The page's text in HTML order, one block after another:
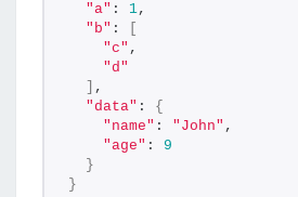
"a" : 1,
"b" :
"c" ,
"d"
,
"data" : {
"name" : "John" ,
"age" : 9
}
}